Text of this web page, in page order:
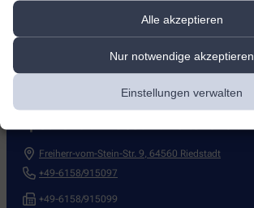
Alle akzeptieren
Nur notwendige akzeptieren
Einstellungen verwalten
Freiherr-vom-Stein-Str. 9, 64560 Riedstadt
+49-6158/915097
+49-6158/915099